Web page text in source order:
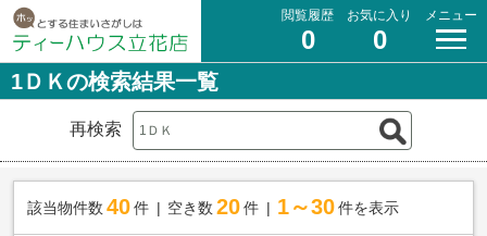
閲覧履歴
0
お気に入り
0
メニュー
1ＤＫの検索結果一覧
再検索
該当物件数 40件 空き数 20 件 1～30 件を表示